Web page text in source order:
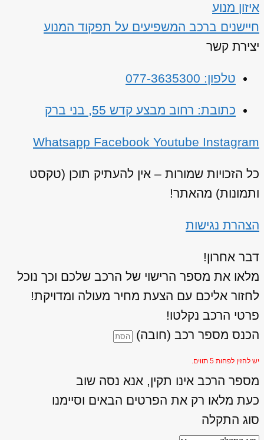
איזון מנוע
חיישנים ברכב המשפיעים על תפקוד המנוע
יצירת קשר
טלפון: 077-3635300
כתובת: רחוב מבצע קדש 55, בני ברק
Whatsapp Facebook Youtube Instagram
כל הזכויות שמורות – אין להעתיק תוכן (טקסט
ותמונות) מהאתר!
הצהרת נגישות
דבר אחרון!
מלאו את מספר הרישוי של הרכב שלכם וכך נוכל
לחזור אליכם עם הצעת מחיר מעולה ומדויקת!
פרטי הרכב נקלטו!
הכנס מספר רכב (חובה)
יש להזין לפחות 5 תווים.
מספר הרכב אינו תקין, אנא נסה שוב
כעת מלאו רק את הפרטים הבאים וסיימנו
סוג התקלה